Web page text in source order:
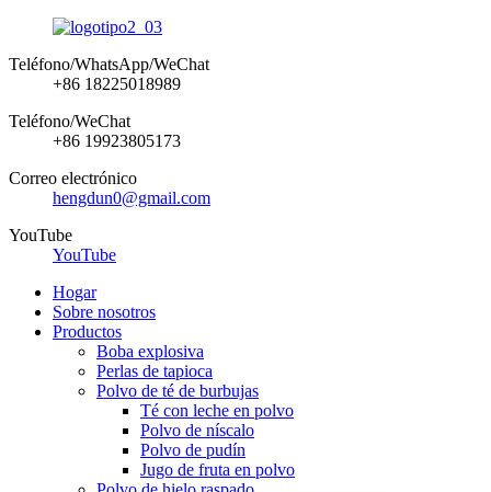
Teléfono/WhatsApp/WeChat
+86 18225018989
Teléfono/WeChat
+86 19923805173
Correo electrónico
hengdun0@gmail.com
YouTube
YouTube
Hogar
Sobre nosotros
Productos
Boba explosiva
Perlas de tapioca
Polvo de té de burbujas
Té con leche en polvo
Polvo de níscalo
Polvo de pudín
Jugo de fruta en polvo